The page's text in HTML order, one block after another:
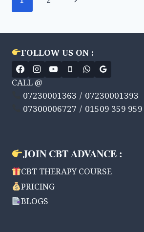
डरते
?
PERCEPTUAL
DISTURBANCE
NIGHT
TIME.
FOLLOW US ON :
CALL @
07230001363 / 07230001393
07300006727 / 01509 359 959
JOIN CBT ADVANCE :
CBT THERAPY COURSE
PRICING
BLOGS